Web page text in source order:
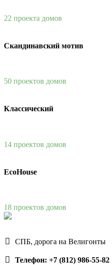
22 проекта домов
Скандинавский мотив
50 проектов домов
Классический
14 проектов домов
EcoHouse
18 проектов домов
СПБ, дорога на Велигонты
Телефон: +7 (812) 986-55-82